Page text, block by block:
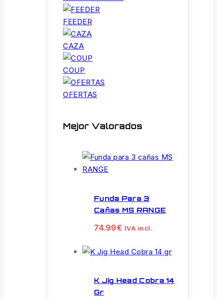
FEEDER
CAZA
COUP
OFERTAS
Mejor Valorados
Funda Para 3
Cañas MS RANGE
74.99€ IVA incl.
K Jig Head Cobra 14
Gr